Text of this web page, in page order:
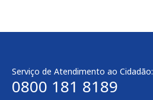
Serviço de Atendimento ao Cidadão:
0800 181 8189